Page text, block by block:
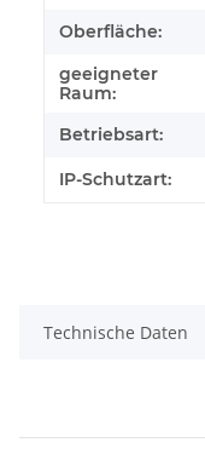
Oberfläche:
geeigneter
Raum:
Betriebsart:
IP-Schutzart:
Technische Daten